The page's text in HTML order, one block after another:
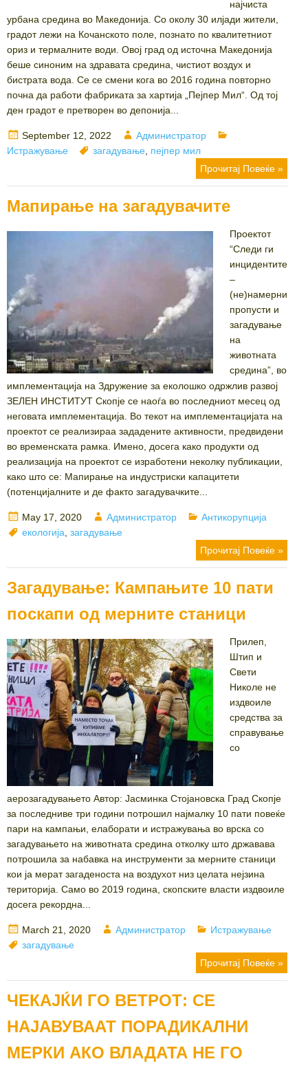
најчиста
урбана средина во Македонија. Со околу 30 илјади жители,
градот лежи на Кочанското поле, познато по квалитетниот
ориз и термалните води. Овој град од источна Македонија
беше синоним на здравата средина, чистиот воздух и
бистрата вода. Се се смени кога во 2016 година повторно
почна да работи фабриката за хартија „Пејпер Мил“. Од тој
ден градот е претворен во депонија...
Posted
on
September 12, 2022 Author
Администратор
Истражување
Tags
загадување пејпер мил
Прочитај Повеќе »
Мапирање на загадувачите
Проектот
“Следи ги
инцидентите
–
(не)намерни
пропусти и
загадување
на
животната
средина”, во
имплементација на Здружение за еколошко одржлив развој
ЗЕЛЕН ИНСТИТУТ Скопје се наоѓа во последниот месец од
неговата имплементација. Во текот на имплементацијата на
проектот се реализираа зададените активности, предвидени
во временската рамка. Имено, досега како продукти од
реализација на проектот се изработени неколку публикации,
како што се: Мапирање на индустриски капацитети
(потенцијалните и де факто загадувачките...
Posted
on
May 17, 2020 Author
Администратор Categories
Антикорупција
Tags
екологија загадување
Прочитај Повеќе »
Загадување: Кампањите 10 пати
поскапи од мерните станици
Прилеп,
Штип и
Свети
Николе не
издвоиле
средства за
справување
со
аерозагадувањето Автор: Јасминка Стојановска Град Скопје
за последниве три години потрошил најмалку 10 пати повеќе
пари на кампањи, елаборати и истражувања во врска со
загадувањето на животната средина отколку што државава
потрошила за набавка на инструменти за мерните станици
кои ја мерат загаденоста на воздухот низ целата нејзина
територија. Само во 2019 година, скопските власти издвоиле
досега рекордна...
Posted
on
March 21, 2020 Author
Администратор Categories
Истражување
Tags
загадување
Прочитај Повеќе »
ЧЕКАЈЌИ ГО ВЕТРОТ: СЕ
НАЈАВУВААТ ПОРАДИКАЛНИ
МЕРКИ АКО ВЛАДАТА НЕ ГО